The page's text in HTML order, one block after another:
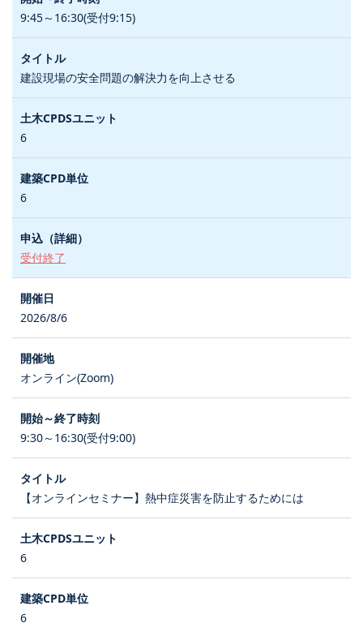
9:45～16:30(受付9:15)
建設現場の安全問題の解決力を向上させる
6
6
受付終了
2026/8/6
オンライン(Zoom)
9:30～16:30(受付9:00)
【オンラインセミナー】熱中症災害を防止するためには
6
6